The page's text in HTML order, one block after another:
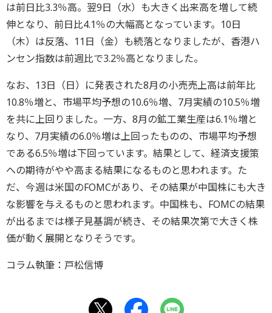
は前日比3.3％高。翌9日（水）も大きく出来高を増して続
伸となり、前日比4.1％の大幅高となっています。10日
（木）は反落、11日（金）も続落となりましたが、香港ハ
ンセン指数は前週比で3.2％高となりました。
なお、13日（日）に発表された8月の小売売上高は前年比
10.8％増と、市場平均予想の10.6％増、7月実績の10.5％増
を共に上回りました。一方、8月の鉱工業生産は6.1％増と
なり、7月実績の6.0％増は上回ったものの、市場平均予想
である6.5％増は下回っています。結果として、経済支援策
への期待がやや高まる結果になるものと思われます。た
だ、今週は米国のFOMCがあり、その結果が中国株にも大き
な影響を与えるものと思われます。中国株も、FOMCの結果
が出るまでは様子見基調が続き、その結果次第で大きく株
価が動く展開となりそうです。
コラム執筆：戸松信博